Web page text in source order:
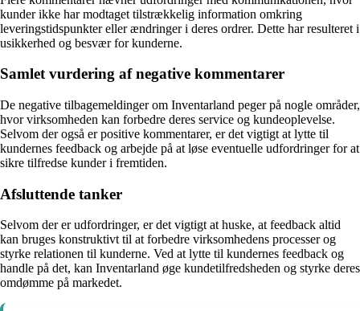
kunder ikke har modtaget tilstrækkelig information omkring
leveringstidspunkter eller ændringer i deres ordrer. Dette har resulteret i
usikkerhed og besvær for kunderne.
Samlet vurdering af negative kommentarer
De negative tilbagemeldinger om Inventarland peger på nogle områder,
hvor virksomheden kan forbedre deres service og kundeoplevelse.
Selvom der også er positive kommentarer, er det vigtigt at lytte til
kundernes feedback og arbejde på at løse eventuelle udfordringer for at
sikre tilfredse kunder i fremtiden.
Afsluttende tanker
Selvom der er udfordringer, er det vigtigt at huske, at feedback altid
kan bruges konstruktivt til at forbedre virksomhedens processer og
styrke relationen til kunderne. Ved at lytte til kundernes feedback og
handle på det, kan Inventarland øge kundetilfredsheden og styrke deres
omdømme på markedet.